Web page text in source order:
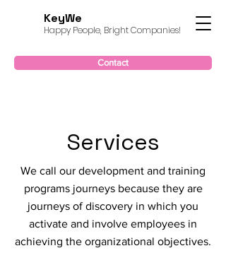
KeyWe
Happy People, Bright Companies!
Contact
Services
We call our development and training
programs journeys because they are
journeys of discovery in which you
activate and involve employees in
achieving the organizational objectives.